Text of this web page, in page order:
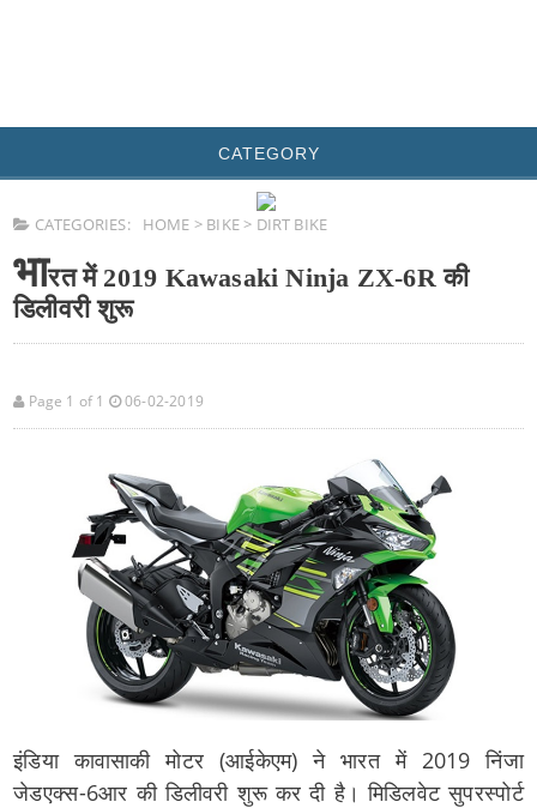
CATEGORY
CATEGORIES: HOME > BIKE> DIRT BIKE
भारत में 2019 Kawasaki Ninja ZX-6R की
डिलीवरी शुरू
Page 1 of 1 06-02-2019
इंडिया कावासाकी मोटर (आईकेएम) ने भारत में 2019 निंजा
जेडएक्स-6आर की डिलीवरी शुरू कर दी है। मिडिलवेट सुपरस्पोर्ट